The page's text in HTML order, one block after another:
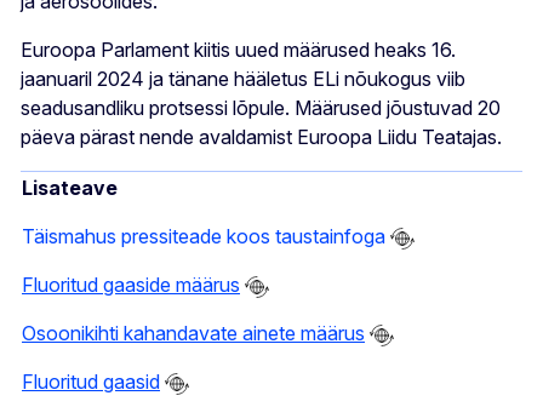
Euroopa Parlament kiitis uued määrused heaks 16.
jaanuaril 2024 ja tänane hääletus ELi nõukogus viib
seadusandliku protsessi lõpule. Määrused jõustuvad 20
päeva pärast nende avaldamist Euroopa Liidu Teatajas.
Lisateave
Täismahus pressiteade koos taustainfoga
Fluoritud gaaside määrus
Osoonikihti kahandavate ainete määrus
Fluoritud gaasid